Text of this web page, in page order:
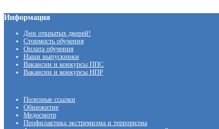
Информация
Дни открытых дверей!
Стоимость обучения
Оплата обучения
Наши выпускники
Вакансии и конкурсы ППС
Вакансии и конкурсы НПР
Полезные ссылки
Общежитие
Медосмотр
Профилактика экстремизма и терроризма